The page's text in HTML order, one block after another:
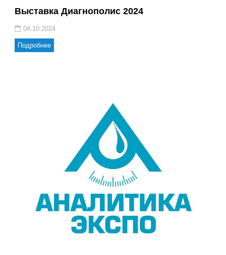
Выставка Диагнополис 2024
04.10.2024
Подробнее